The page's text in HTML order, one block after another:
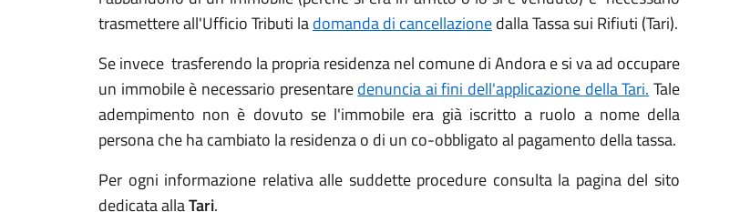
trasmettere all'Ufficio Tributi ladomanda di cancellazionedalla Tassa sui Rifiuti (Tari).
Se invece trasferendo la propria residenza nel comune di Andora e si va ad occupare
un immobile è necessario presentaredenuncia ai fini dell'applicazione della Tari. Tale
adempimento non è dovuto se l'immobile era già iscritto a ruolo a nome della
persona che ha cambiato la residenza o di un co-obbligato al pagamento della tassa.
Per ogni informazione relativa alle suddette procedure consulta la pagina del sito
dedicata allaTari.